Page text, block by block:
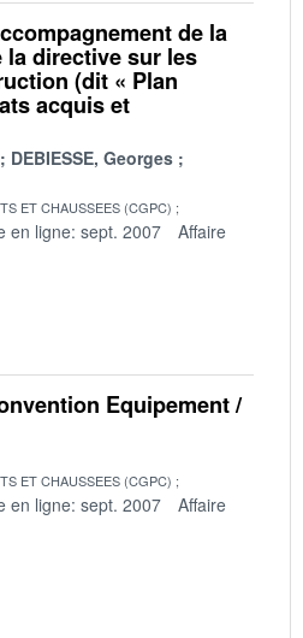
de la
la directive sur les
(dit « Plan
acquis et
DEBIESSE, Georges
ET CHAUSSEES (CGPC)
en ligne: sept. 2007
Affaire
Equipement /
ET CHAUSSEES (CGPC)
en ligne: sept. 2007
Affaire